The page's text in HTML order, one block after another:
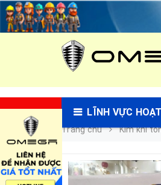
LĨNH VỰC
Trang chủ
Kim khí